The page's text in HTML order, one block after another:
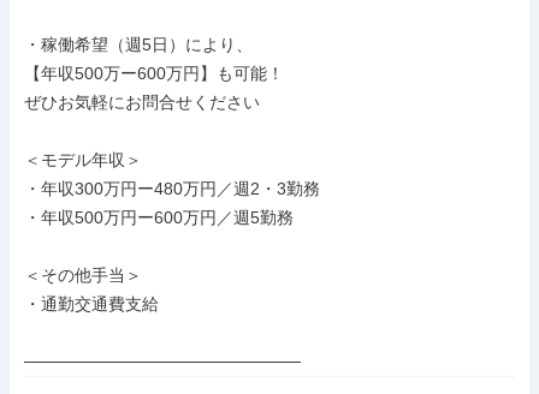
・稼働希望（週5日）により、
【年収500万ー600万円】も可能！
ぜひお気軽にお問合せください
＜モデル年収＞
・年収300万円ー480万円／週2・3勤務
・年収500万円ー600万円／週5勤務
＜その他手当＞
・通勤交通費支給
───────────────────────